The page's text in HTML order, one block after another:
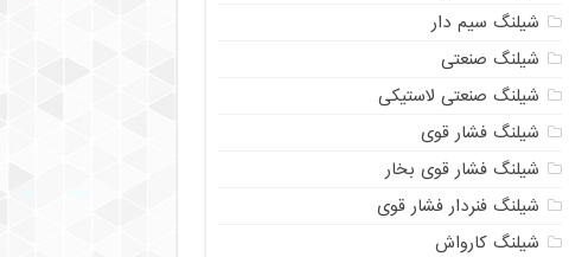
شیلنگ سیم دار
شیلنگ صنعتی
شیلنگ صنعتی لاستیکی
شیلنگ فشار قوی
شیلنگ فشار قوی بخار
شیلنگ فنردار فشار قوی
شیلنگ کارواش